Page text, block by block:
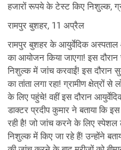
हजारों रूपये के टेस्ट किए निशुल्क,
रामपुर बुशहर, 11 अप्रैल
रामपुर बुशहर के आयुर्वेदिक
का आयोजन किया जाएगा! इस
निशुल्क में जांच करवाईं! इस दौरान
का तांता लगा रहा! ग्रामीण क्षेत्रों
के लिए पहुंचे! वहीं इस दौरान
डाक्टर प्रदीप कुमार ने बताया कि
रही है! जो जांच करने के लिए स्पेशल
निशुल्क में किए जा रहे हैं! उन्होंने